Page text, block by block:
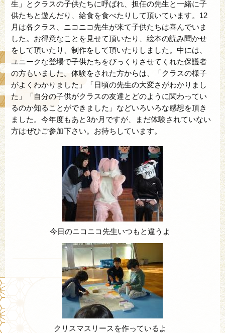
生」とクラスの子供たちに呼ばれ、担任の先生と一緒に子
供たちと遊んだり、給食を食べたりして頂いています。12
月は各クラス、ニコニコ先生が来て子供たちは喜んでいま
した。お得意なことを見せて頂いたり、絵本の読み聞かせ
をして頂いたり、制作をして頂いたりしました。中には、
ユニークな登場で子供たちをびっくりさせてくれた保護者
の方もいました。体験をされた方からは、「クラスの様子
がよくわかりました」「日頃の先生の大変さがわかりまし
た」「自分の子供がクラスの友達とどのように関わってい
るのか知ることができました」などいろいろな感想を頂き
ました。今年度もあと3か月ですが、まだ体験されていない
方はぜひご参加下さい。お待ちしています。
今日のニコニコ先生いつもと違うよ
クリスマスリースを作っているよ